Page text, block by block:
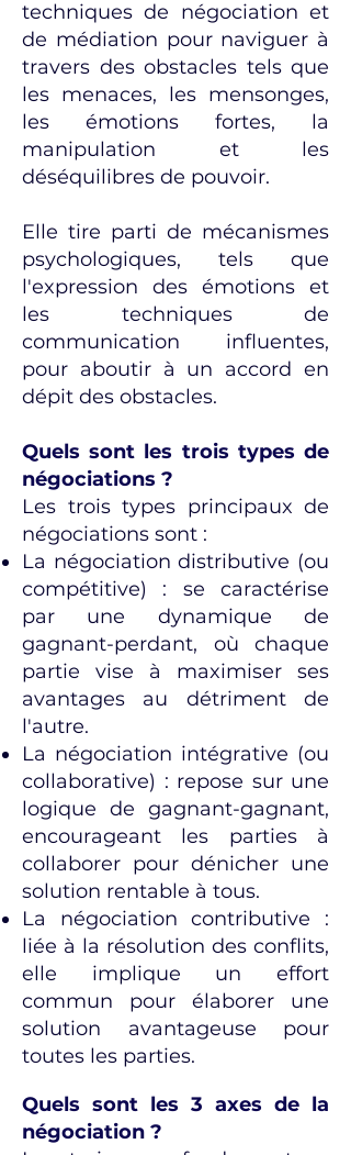
techniques de négociation et
de médiation pour naviguer à
travers des obstacles tels que
les menaces, les mensonges,
les émotions fortes, la
manipulation et les
déséquilibres de pouvoir.
Elle tire parti de mécanismes
psychologiques, tels que
l'expression des émotions et
les techniques de
communication influentes,
pour aboutir à un accord en
dépit des obstacles.
Quels sont les trois types de
négociations ?
Les trois types principaux de
négociations sont :
La négociation distributive (ou
compétitive) : se caractérise
par une dynamique de
gagnant-perdant, où chaque
partie vise à maximiser ses
avantages au détriment de
l'autre.
La négociation intégrative (ou
collaborative) : repose sur une
logique de gagnant-gagnant,
encourageant les parties à
collaborer pour dénicher une
solution rentable à tous.
La négociation contributive :
liée à la résolution des conflits,
elle implique un effort
commun pour élaborer une
solution avantageuse pour
toutes les parties.
Quels sont les 3 axes de la
négociation ?